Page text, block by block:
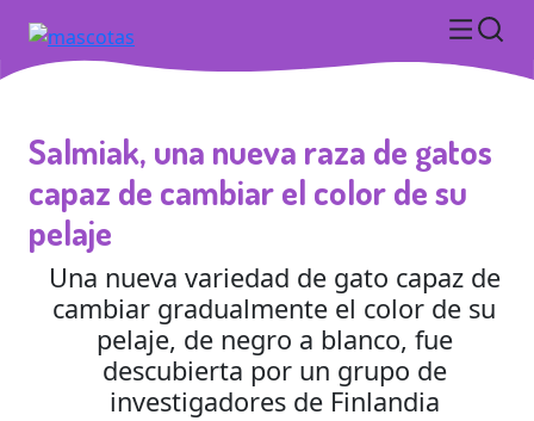
Salmiak, una nueva raza de gatos
capaz de cambiar el color de su
pelaje
Una nueva variedad de gato capaz de
cambiar gradualmente el color de su
pelaje, de negro a blanco, fue
descubierta por un grupo de
investigadores de Finlandia